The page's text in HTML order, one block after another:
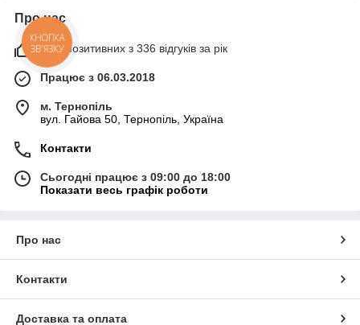
Про нас
98% позитивних з 336 відгуків за рік
Працює з 06.03.2018
м. Тернопіль
вул. Гайова 50, Тернопіль, Україна
Контакти
Сьогодні працює з 09:00 до 18:00
Показати весь графік роботи
Про нас
Контакти
Доставка та оплата
КНОПКА
ЗВ'ЯЗКУ